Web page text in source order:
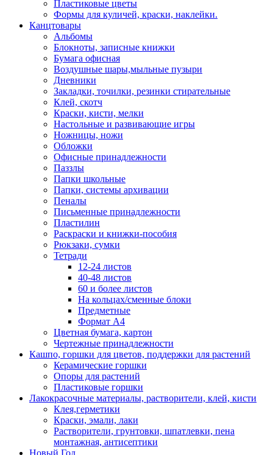
Пластиковые цветы
Формы для куличей, краски, наклейки.
Канцтовары
Альбомы
Блокноты, записные книжки
Бумага офисная
Воздушные шары,мыльные пузыри
Дневники
Закладки, точилки, резинки стирательные
Клей, скотч
Краски, кисти, мелки
Настольные и развивающие игры
Ножницы, ножи
Обложки
Офисные принадлежности
Паззлы
Папки школьные
Папки, системы архивации
Пеналы
Письменные принадлежности
Пластилин
Раскраски и книжки-пособия
Рюкзаки, сумки
Тетради
12-24 листов
40-48 листов
60 и более листов
На кольцах/сменные блоки
Предметные
Формат А4
Цветная бумага, картон
Чертежные принадлежности
Кашпо, горшки для цветов, поддержки для растений
Керамические горшки
Опоры для растений
Пластиковые горшки
Лакокрасочные материалы, растворители, клей, кисти
Клея,герметики
Краски, эмали, лаки
Растворители, грунтовки, шпатлевки, пена
монтажная, антисептики
Новый Год